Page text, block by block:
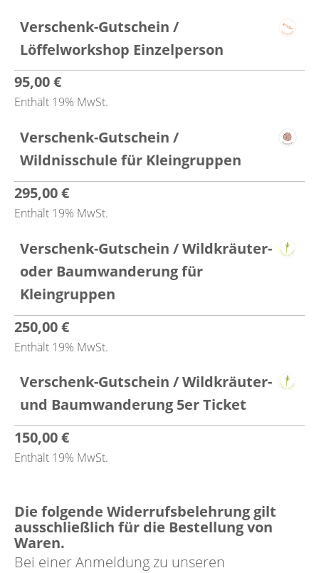
Verschenk-Gutschein /
Löffelworkshop Einzelperson
95,00€
Enthält 19% MwSt.
Verschenk-Gutschein /
Wildnisschule für Kleingruppen
295,00€
Enthält 19% MwSt.
Verschenk-Gutschein / Wildkräuter-
oder Baumwanderung für
Kleingruppen
250,00€
Enthält 19% MwSt.
Verschenk-Gutschein / Wildkräuter-
und Baumwanderung 5er Ticket
150,00€
Enthält 19% MwSt.
Die folgende Widerrufsbelehrung gilt
ausschließlich für die Bestellung von
Waren.
Bei einer Anmeldung zu unseren